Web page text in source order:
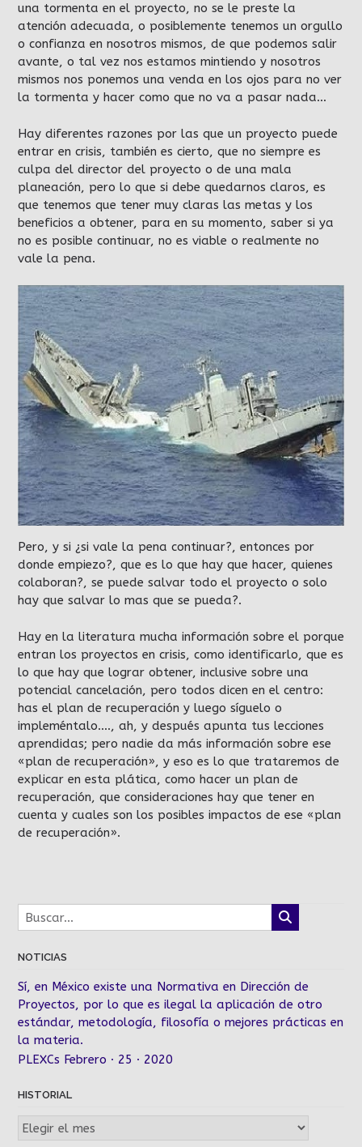
una tormenta en el proyecto, no se le preste la
atención adecuada, o posiblemente tenemos un orgullo
o confianza en nosotros mismos, de que podemos salir
avante, o tal vez nos estamos mintiendo y nosotros
mismos nos ponemos una venda en los ojos para no ver
la tormenta y hacer como que no va a pasar nada…
Hay diferentes razones por las que un proyecto puede
entrar en crisis, también es cierto, que no siempre es
culpa del director del proyecto o de una mala
planeación, pero lo que si debe quedarnos claros, es
que tenemos que tener muy claras las metas y los
beneficios a obtener, para en su momento, saber si ya
no es posible continuar, no es viable o realmente no
vale la pena.
Pero, y si ¿si vale la pena continuar?, entonces por
donde empiezo?, que es lo que hay que hacer, quienes
colaboran?, se puede salvar todo el proyecto o solo
hay que salvar lo mas que se pueda?.
Hay en la literatura mucha información sobre el porque
entran los proyectos en crisis, como identificarlo, que es
lo que hay que lograr obtener, inclusive sobre una
potencial cancelación, pero todos dicen en el centro:
has el plan de recuperación y luego síguelo o
impleméntalo…., ah, y después apunta tus lecciones
aprendidas; pero nadie da más información sobre ese
«plan de recuperación», y eso es lo que trataremos de
explicar en esta plática, como hacer un plan de
recuperación, que consideraciones hay que tener en
cuenta y cuales son los posibles impactos de ese «plan
de recuperación».
NOTICIAS
Sí, en México existe una Normativa en Dirección de
Proyectos, por lo que es ilegal la aplicación de otro
estándar, metodología, filosofía o mejores prácticas en
la materia.
PLEXCs Febrero · 25 · 2020
HISTORIAL
Historial